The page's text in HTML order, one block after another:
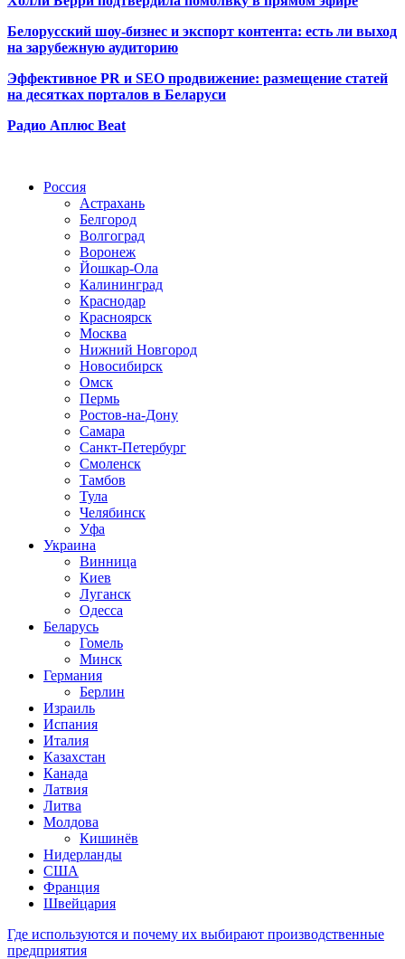
Белорусский шоу-бизнес и экспорт контента: есть ли выход
на зарубежную аудиторию
Эффективное PR и SEO продвижение: размещение статей
на десятках порталов в Беларуси
Радио Аплюс Beat
Россия
Астрахань
Белгород
Волгоград
Воронеж
Йошкар-Ола
Калининград
Краснодар
Красноярск
Москва
Нижний Новгород
Новосибирск
Омск
Пермь
Ростов-на-Дону
Самара
Санкт-Петербург
Смоленск
Тамбов
Тула
Челябинск
Уфа
Украина
Винница
Киев
Луганск
Одесса
Беларусь
Гомель
Минск
Германия
Берлин
Израиль
Испания
Италия
Казахстан
Канада
Латвия
Литва
Молдова
Кишинёв
Нидерланды
США
Франция
Швейцария
Где используются и почему их выбирают производственные
предприятия